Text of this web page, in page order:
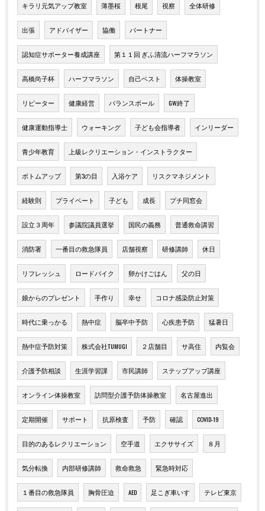
キラリ元気アップ教室 薄墨桜 根尾 視察 全体研修
出張 アドバイザー 協働 パートナー
認知症サポーター養成講座 第１１回 ぎふ清流ハーフマラソン
高橋尚子杯 ハーフマラソン 自己ベスト 体操教室
リピーター 健康経営 バランスボール GW終了
健康運動指導士 ウォーキング 子ども会指導者 インリーダー
青少年教育 上級レクリエーション・インストラクター
ボトムアップ 第3の目 入浴ケア リスクマネジメント
経験則 プライベート 子ども 成長 プチ同窓会
設立３周年 参議院議員選挙 国民の義務 普通救命講習
消防署 一番目の救急隊員 店舗視察 研修講師 休日
リフレッシュ ロードバイク 卵かけごはん 父の日
娘からのプレゼント 手作り 幸せ コロナ感染防止対策
時代に乗っかる 熱中症 脳卒中予防 心疾患予防 猛暑日
熱中症予防対策 株式会社TUMUGI ２店舗目 サ高住 内覧会
介護予防相談 生涯学習課 市民講師 ステップアップ講座
オンライン体操教室 訪問型介護予防体操教室 名古屋進出
定期開催 サポート 抗原検査 予防 確認 COVID-19
目的のあるレクリエーション 空手道 エクササイズ ８月
気分転換 内部研修講師 救命救急 緊急時対応
１番目の救急隊員 胸骨圧迫 AED 足こぎ車いす テレビ東京